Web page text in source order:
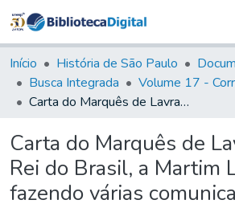
&
Coleções
Tudo na
Biblioteca
Estatísticas
Início História de São Paulo
Busca Integrada
Carta do Marquês de Lavradio, Vice Rei do Brasil, a Martim Lopes fazendo várias comunicações
Carta do Marquês de
Rei do Brasil, a Martim
fazendo várias